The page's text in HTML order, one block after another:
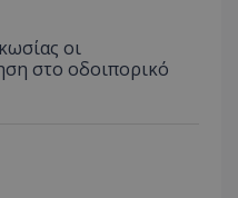
οι
στο οδοιπορικό
λογαριασμού.
σωστά
cookies.